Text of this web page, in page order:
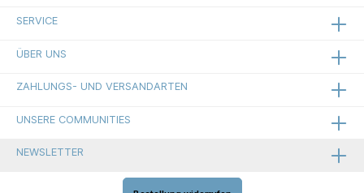
SERVICE
ÜBER UNS
ZAHLUNGS- UND VERSANDARTEN
UNSERE COMMUNITIES
NEWSLETTER